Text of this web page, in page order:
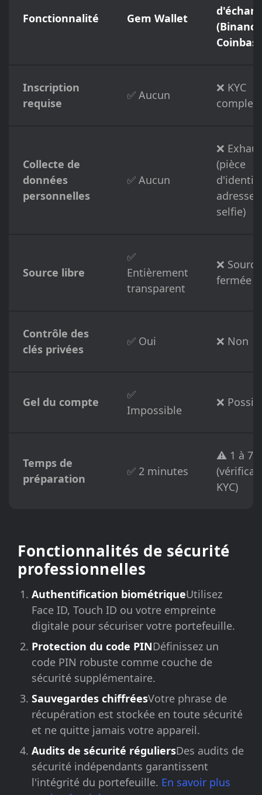
Fonctionnalité Gem Wallet
Inscription
requise
✅ Aucun
❌ KYC
complet
Collecte de
données
personnelles
✅ Aucun
❌
(pièce
adresse,
selfie)
Source libre
✅
Entièrement
transparent
❌ Source
fermée
Contrôle des
clés privées
✅ Oui ❌ Non
Gel du compte
✅
Impossible
❌
Temps de
préparation
✅ 2 minutes
⚠️ 1 à 7
KYC)
Fonctionnalités de sécurité
professionnelles
Authentification biométriqueUtilisez
Face ID, Touch ID ou votre empreinte
digitale pour sécuriser votre portefeuille.
Protection du code PINDéfinissez un
code PIN robuste comme couche de
sécurité supplémentaire.
Sauvegardes chiffréesVotre phrase de
récupération est stockée en toute sécurité
et ne quitte jamais votre appareil.
Audits de sécurité réguliersDes audits de
sécurité indépendants garantissent
l'intégrité du portefeuille. En savoir plus